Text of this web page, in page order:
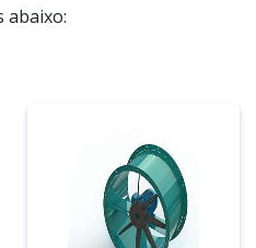
abaixo: